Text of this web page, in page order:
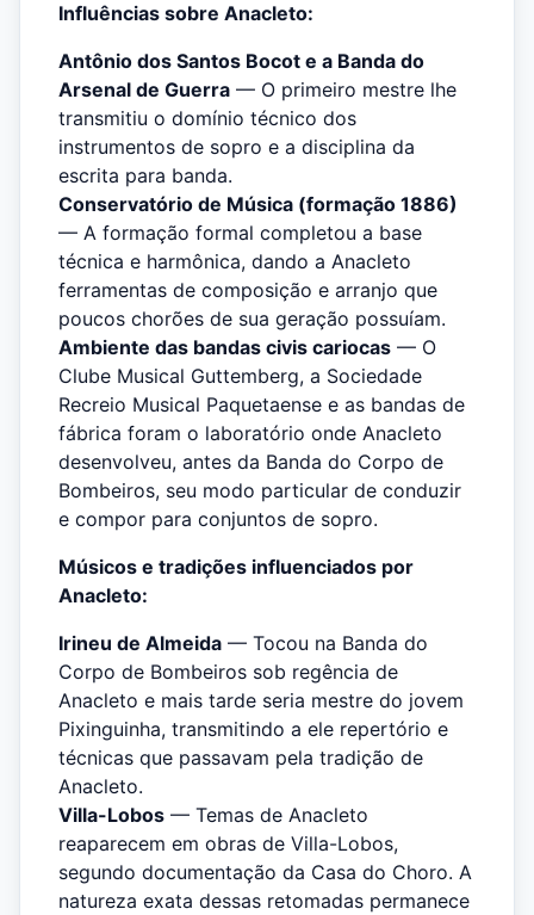
Influências sobre Anacleto:
Antônio dos Santos Bocot e a Banda do
Arsenal de Guerra — O primeiro mestre lhe
transmitiu o domínio técnico dos
instrumentos de sopro e a disciplina da
escrita para banda.
Conservatório de Música (formação 1886)
— A formação formal completou a base
técnica e harmônica, dando a Anacleto
ferramentas de composição e arranjo que
poucos chorões de sua geração possuíam.
Ambiente das bandas civis cariocas — O
Clube Musical Guttemberg, a Sociedade
Recreio Musical Paquetaense e as bandas de
fábrica foram o laboratório onde Anacleto
desenvolveu, antes da Banda do Corpo de
Bombeiros, seu modo particular de conduzir
e compor para conjuntos de sopro.
Músicos e tradições influenciados por
Anacleto:
Irineu de Almeida — Tocou na Banda do
Corpo de Bombeiros sob regência de
Anacleto e mais tarde seria mestre do jovem
Pixinguinha, transmitindo a ele repertório e
técnicas que passavam pela tradição de
Anacleto.
Villa-Lobos — Temas de Anacleto
reaparecem em obras de Villa-Lobos,
segundo documentação da Casa do Choro. A
natureza exata dessas retomadas permanece